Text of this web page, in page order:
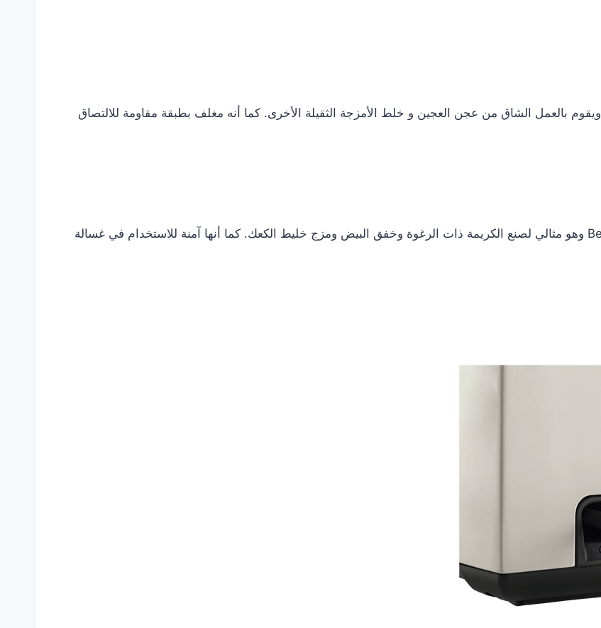
يأتي ملحق Dough Hook مرفقًا مع آلات المطبخ من Beko ويقوم بالعمل الشاق من عجن العجين و خلط الأمزجة الثقيلة الأخرى. كما أنه مغلف بطبقة مقاومة للالتصاق
يأتي ملحق Whisker بشكل أساسي مع آلات المطبخ من Beko وهو مثالي لصنع الكريمة ذات الرغوة وخفق البيض ومزج خليط الكعك. كما أنها آمنة للاستخدام في غسالة